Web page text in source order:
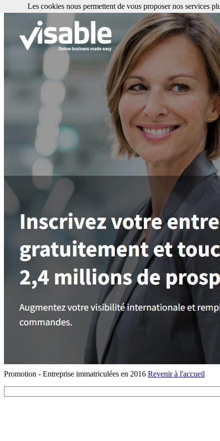
Promotion - Entreprise immatriculées en 2016 Revenir à l'accueil
Les cookies nous permettent de vous proposer nos services